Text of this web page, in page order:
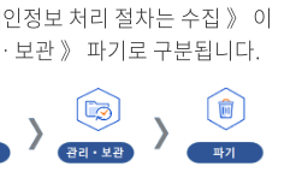
정보 처리 절차는 수집 》 이
보관 》 파기로 구분됩니다.